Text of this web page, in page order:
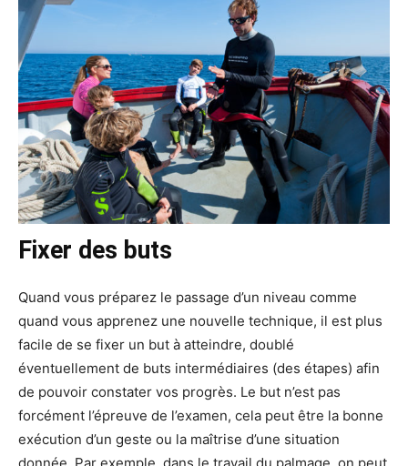
Fixer des buts
Quand vous préparez le passage d’un niveau comme
quand vous apprenez une nouvelle technique, il est plus
facile de se fixer un but à atteindre, doublé
éventuellement de buts intermédiaires (des étapes) afin
de pouvoir constater vos progrès. Le but n’est pas
forcément l’épreuve de l’examen, cela peut être la bonne
exécution d’un geste ou la maîtrise d’une situation
donnée. Par exemple, dans le travail du palmage, on peut